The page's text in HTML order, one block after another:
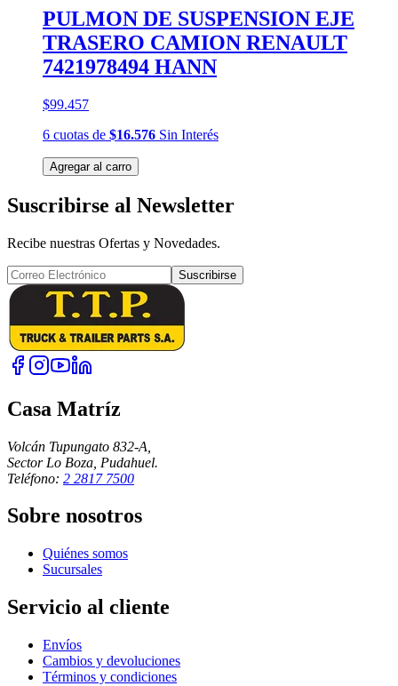
PULMON DE SUSPENSION EJE
TRASERO CAMION RENAULT
7421978494 HANN
$99.457
6 cuotas de $16.576 Sin Interés
Agregar al carro
Suscribirse al Newsletter
Recibe nuestras Ofertas y Novedades.
Suscribirse
Casa Matríz
Volcán Tupungato 832-A,
Sector Lo Boza, Pudahuel.
Teléfono: 2 2817 7500
Sobre nosotros
Quiénes somos
Sucursales
Servicio al cliente
Envíos
Cambios y devoluciones
Términos y condiciones